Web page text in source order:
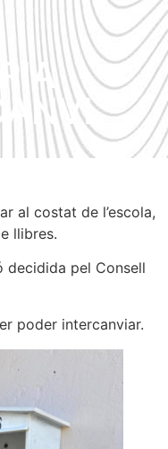
al costat de l’escola,
llibres.
decidida pel Consell
poder intercanviar.